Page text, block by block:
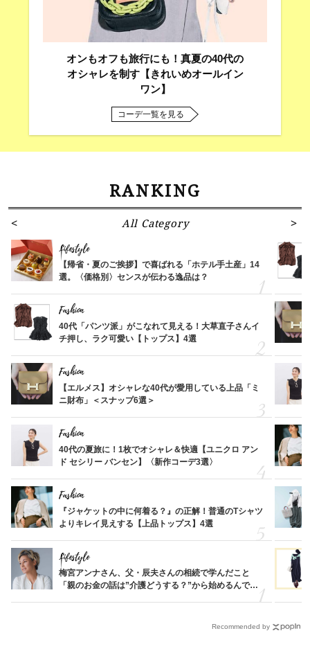
オンもオフも旅行にも！真夏の40代の
オシャレを制す【きれいめオールイン
ワン】
コーデ一覧を見る
RANKING
All Category
Lifestyle
【帰省・夏のご挨拶】で喜ばれる「ホテル手土産」14
選。〈価格別〉センスが伝わる逸品は？
Fashion
40代「パンツ派」がこなれて見える！大草直子さんイ
チ押し、ラク可愛い【トップス】4選
Fashion
【エルメス】オシャレな40代が愛用している上品「ミ
ニ財布」＜スナップ6選＞
Fashion
40代の夏旅に！1枚でオシャレ＆快適【ユニクロ アン
ド セシリー バンセン】〈新作コーデ3選〉
Fashion
『ジャケットの中に何着る？』の正解！普通のTシャツ
よりキレイ見えする【上品トップス】4選
Lifestyle
梅宮アンナさん、父・辰夫さんの相続で学んだこと
「親のお金の話は”介護どうする？”から始めるんで
Recommended by